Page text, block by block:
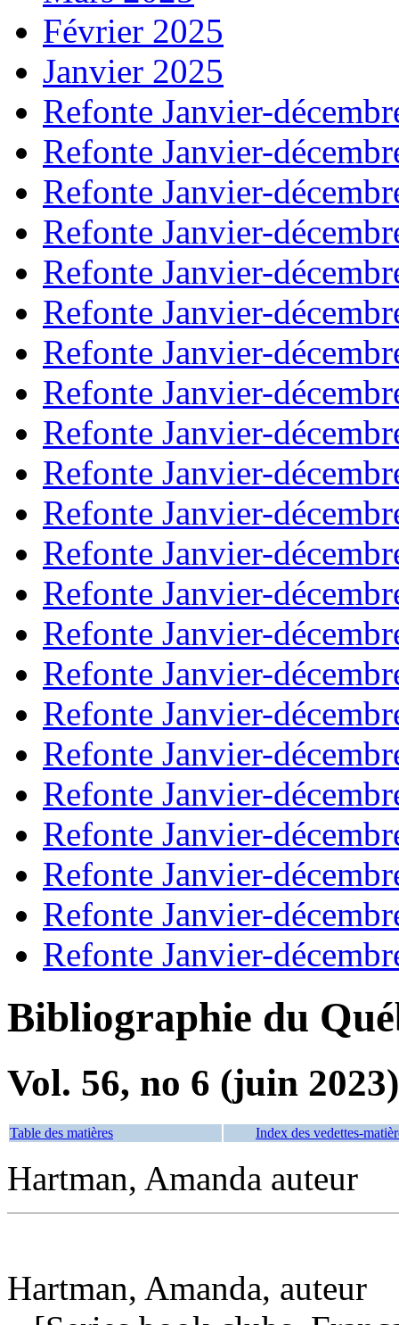
Février 2025
Janvier 2025
Refonte Janvier-
Refonte Janvier-
Refonte Janvier-
Refonte Janvier-
Refonte Janvier-
Refonte Janvier-
Refonte Janvier-
Refonte Janvier-
Refonte Janvier-
Refonte Janvier-
Refonte Janvier-
Refonte Janvier-
Refonte Janvier-
Refonte Janvier-
Refonte Janvier-
Refonte Janvier-
Refonte Janvier-
Refonte Janvier-
Refonte Janvier-
Refonte Janvier-
Refonte Janvier-
Refonte Janvier-
Bibliographie du
Vol. 56, no 6 (juin 2023)
Table des matières Index des vedettes-
Hartman, Amanda auteur
Hartman, Amanda, auteur